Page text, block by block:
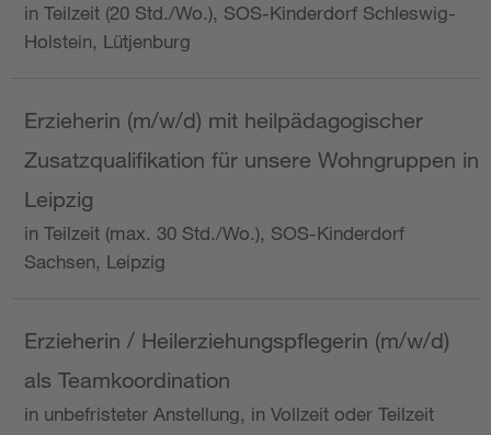
in Teilzeit (20 Std./Wo.), SOS-Kinderdorf Schleswig-
Holstein, Lütjenburg
Erzieherin (m/w/d) mit heilpädagogischer
Zusatzqualifikation für unsere Wohngruppen in
Leipzig
in Teilzeit (max. 30 Std./Wo.), SOS-Kinderdorf
Sachsen, Leipzig
Erzieherin / Heilerziehungspflegerin (m/w/d)
als Teamkoordination
in unbefristeter Anstellung, in Vollzeit oder Teilzeit